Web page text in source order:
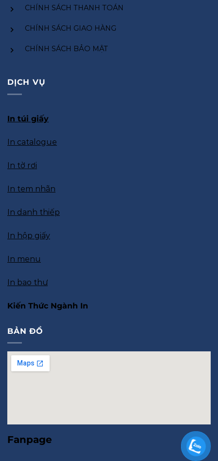
CHÍNH SÁCH THANH TOÁN
CHÍNH SÁCH GIAO HÀNG
CHÍNH SÁCH BẢO MẬT
DỊCH VỤ
In túi giấy
In catalogue
In tờ rơi
In tem nhãn
In danh thiếp
In hộp giấy
In menu
In bao thư
Kiến Thức Ngành In
BẢN ĐỒ
Fanpage